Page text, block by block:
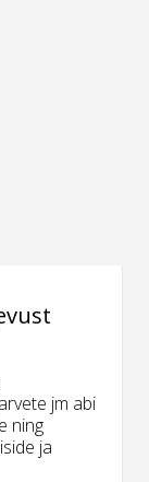
jm abi
ning
ja